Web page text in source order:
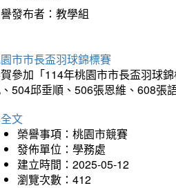
發布者：教學組
市市長盃羽球錦標賽
參加「114年桃園市市長盃羽球
504邱垂順、506張恩維、608張
文
榮譽事項：桃園市競賽
發佈單位：學務處
建立時間：2025-05-12
瀏覽次數：412